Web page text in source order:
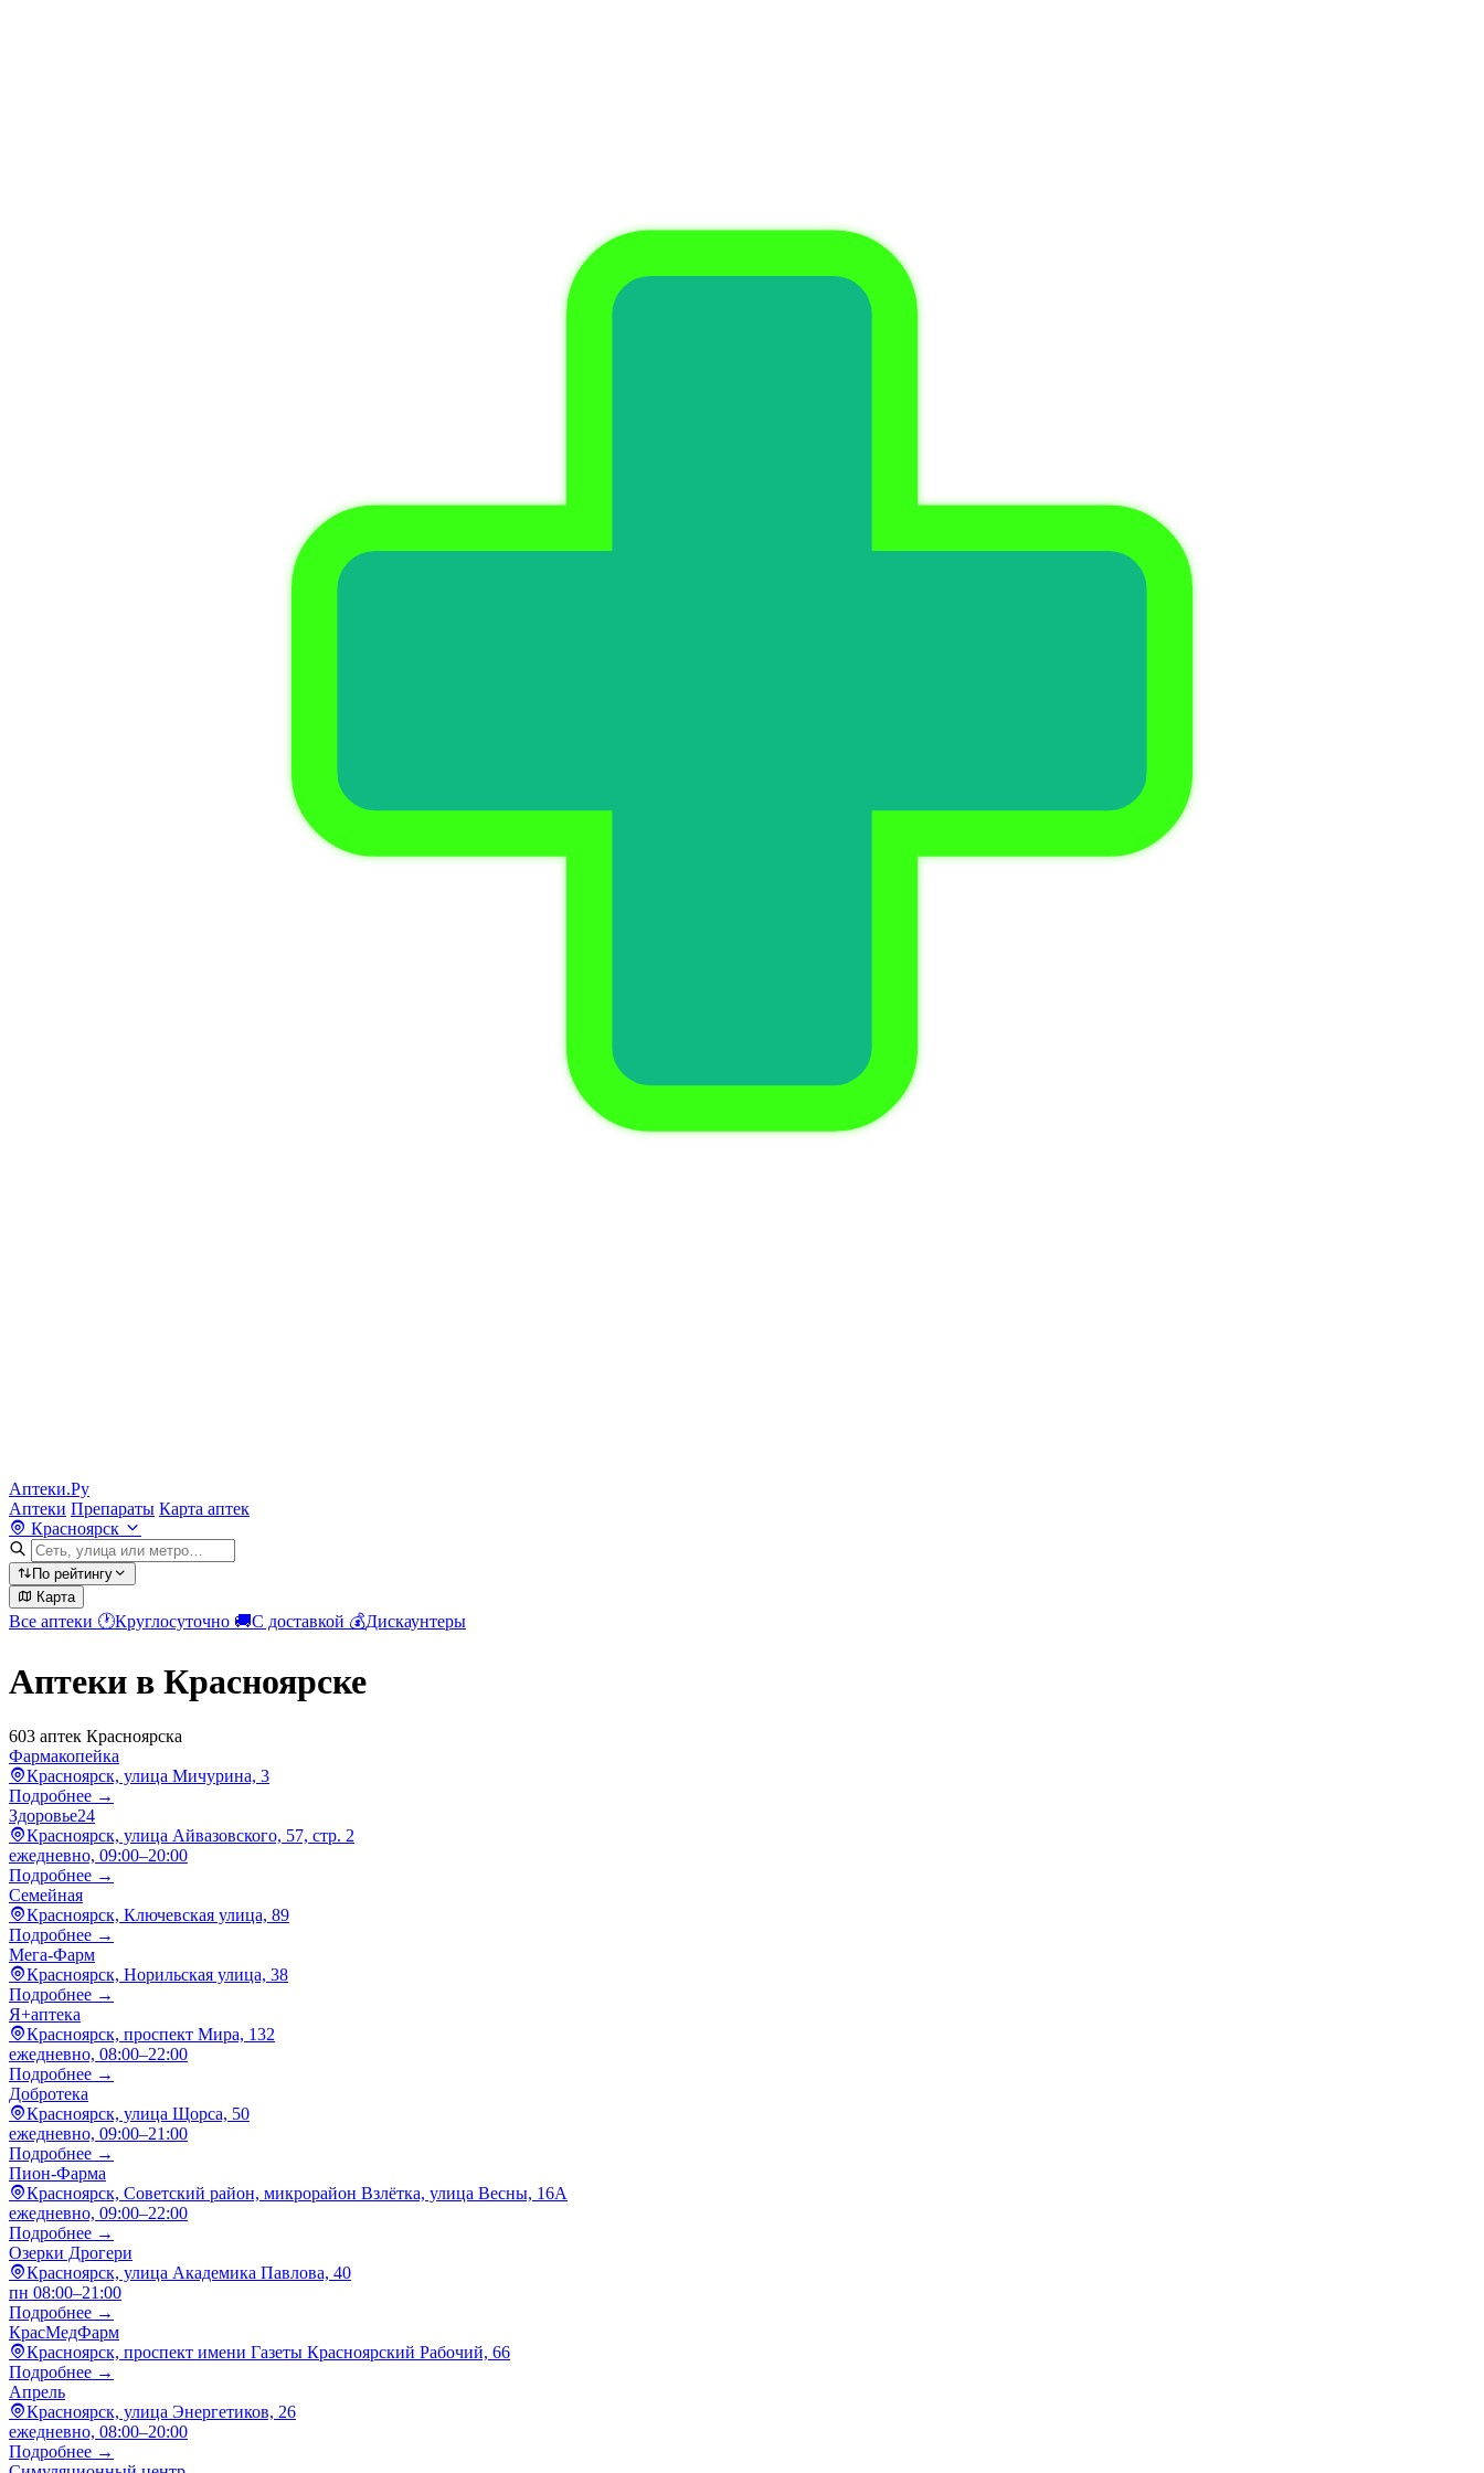
Аптеки.Ру
Аптеки Препараты Карта аптек
Красноярск
По рейтингу
Карта
Все аптеки 🕐Круглосуточно 🚚С доставкой 💰Дискаунтеры
Аптеки в Красноярске
603 аптек Красноярска
Фармакопейка
Красноярск, улица Мичурина, 3
Подробнее →
Здоровье24
Красноярск, улица Айвазовского, 57, стр. 2
ежедневно, 09:00–20:00
Подробнее →
Семейная
Красноярск, Ключевская улица, 89
Подробнее →
Мега-Фарм
Красноярск, Норильская улица, 38
Подробнее →
Я+аптека
Красноярск, проспект Мира, 132
ежедневно, 08:00–22:00
Подробнее →
Добротека
Красноярск, улица Щорса, 50
ежедневно, 09:00–21:00
Подробнее →
Пион-Фарма
Красноярск, Советский район, микрорайон Взлётка, улица Весны, 16А
ежедневно, 09:00–22:00
Подробнее →
Озерки Дрогери
Красноярск, улица Академика Павлова, 40
пн 08:00–21:00
Подробнее →
КрасМедФарм
Красноярск, проспект имени Газеты Красноярский Рабочий, 66
Подробнее →
Апрель
Красноярск, улица Энергетиков, 26
ежедневно, 08:00–20:00
Подробнее →